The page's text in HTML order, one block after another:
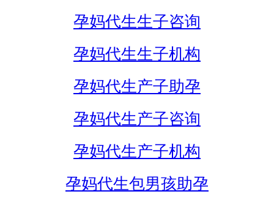
孕妈代生生子咨询
孕妈代生生子机构
孕妈代生产子助孕
孕妈代生产子咨询
孕妈代生产子机构
孕妈代生包男孩助孕